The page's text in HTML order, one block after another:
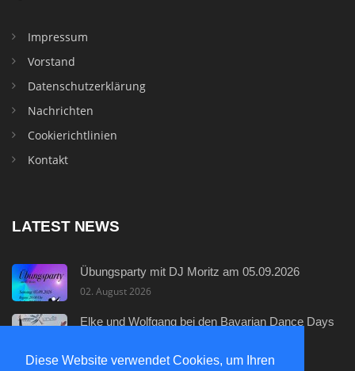
Diese Website verwendet Cookies, um Ihren
Impressum
Vorstand
Datenschutzerklärung
Nachrichten
Cookierichtlinien
Kontakt
LATEST NEWS
Übungsparty mit DJ Moritz am 05.09.2026
02. August 2026
Elke und Wolfgang bei den Bavarian Dance Days